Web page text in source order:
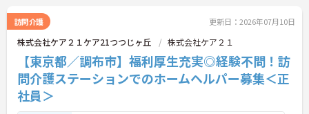
合えます。
＜頑張りがしっかり給与に反映される仕組み＞「社
員を大事にする」をモットーに、業界トップクラス
の給与水準を目指しています。賞与は年2回あり、資
格手当や土日出勤手当も充実。キャリアパスも明確
で、管理者へのステップアップなど、頑張りに応じ
て収入もやりがいもアップします。
訪問介護 更新日：2026年07月10日
株式会社ケア２１ケア21つつじヶ丘 株式会社ケア２１
【東京都／調布市】福利厚生充実◎経験不問！訪
問介護ステーションでのホームヘルパー募集＜正
社員＞